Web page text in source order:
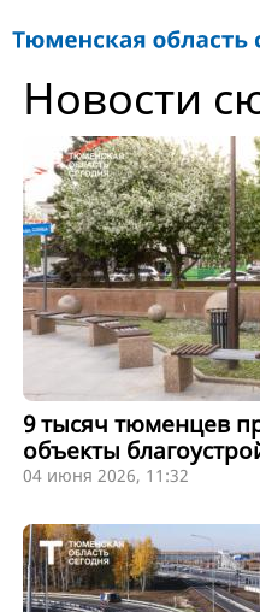
Новости
9 тысяч тюменцев
объекты
04 июня 2026, 11:32